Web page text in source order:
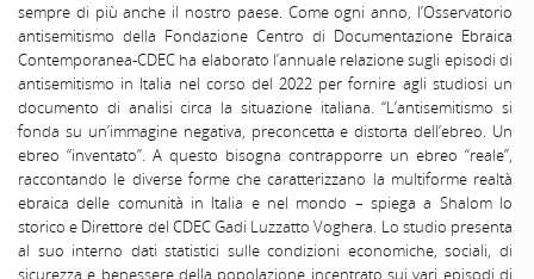
sempre di più anche il nostro paese. Come ogni anno, l’Osservatorio
antisemitismo della Fondazione Centro di Documentazione Ebraica
Contemporanea-CDEC ha elaborato l’annuale relazione sugli episodi di
antisemitismo in Italia nel corso del 2022 per fornire agli studiosi un
documento di analisi circa la situazione italiana. “L’antisemitismo si
fonda su un’immagine negativa, preconcetta e distorta dell’ebreo. Un
ebreo “inventato”. A questo bisogna contrapporre un ebreo “reale”,
raccontando le diverse forme che caratterizzano la multiforme realtà
ebraica delle comunità in Italia e nel mondo – spiega a Shalom lo
storico e Direttore del CDEC Gadi Luzzatto Voghera. Lo studio presenta
al suo interno dati statistici sulle condizioni economiche, sociali, di
sicurezza e benessere della popolazione incentrato sui vari episodi di